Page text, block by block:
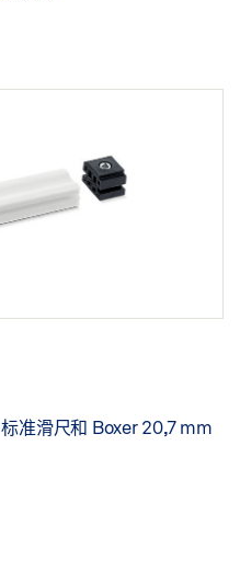
准滑尺和 Boxer 20,7 mm